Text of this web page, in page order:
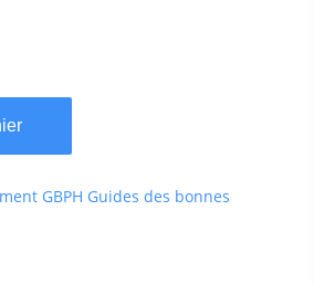
GBPH Guides des bonnes